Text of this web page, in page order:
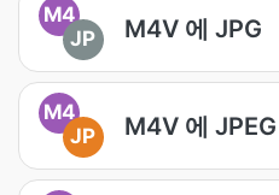
M4
JP
M4V 에 JPG
M4
JP
M4V 에 JPEG